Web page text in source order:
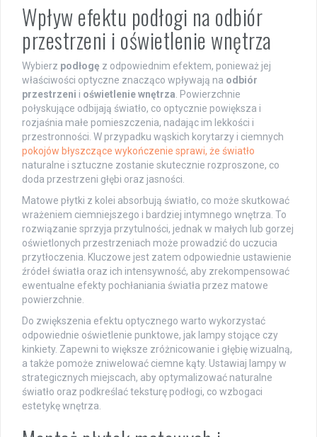
Wpływ efektu podłogi na odbiór
przestrzeni i oświetlenie wnętrza
Wybierz podłogę z odpowiednim efektem, ponieważ jej
właściwości optyczne znacząco wpływają na odbiór
przestrzeni i oświetlenie wnętrza. Powierzchnie
połyskujące odbijają światło, co optycznie powiększa i
rozjaśnia małe pomieszczenia, nadając im lekkości i
przestronności. W przypadku wąskich korytarzy i ciemnych
pokojów błyszczące wykończenie sprawi, że światło
naturalne i sztuczne zostanie skutecznie rozproszone, co
doda przestrzeni głębi oraz jasności.
Matowe płytki z kolei absorbują światło, co może skutkować
wrażeniem ciemniejszego i bardziej intymnego wnętrza. To
rozwiązanie sprzyja przytulności, jednak w małych lub gorzej
oświetlonych przestrzeniach może prowadzić do uczucia
przytłoczenia. Kluczowe jest zatem odpowiednie ustawienie
źródeł światła oraz ich intensywność, aby zrekompensować
ewentualne efekty pochłaniania światła przez matowe
powierzchnie.
Do zwiększenia efektu optycznego warto wykorzystać
odpowiednie oświetlenie punktowe, jak lampy stojące czy
kinkiety. Zapewni to większe zróżnicowanie i głębię wizualną,
a także pomoże zniwelować ciemne kąty. Ustawiaj lampy w
strategicznych miejscach, aby optymalizować naturalne
światło oraz podkreślać teksturę podłogi, co wzbogaci
estetykę wnętrza.